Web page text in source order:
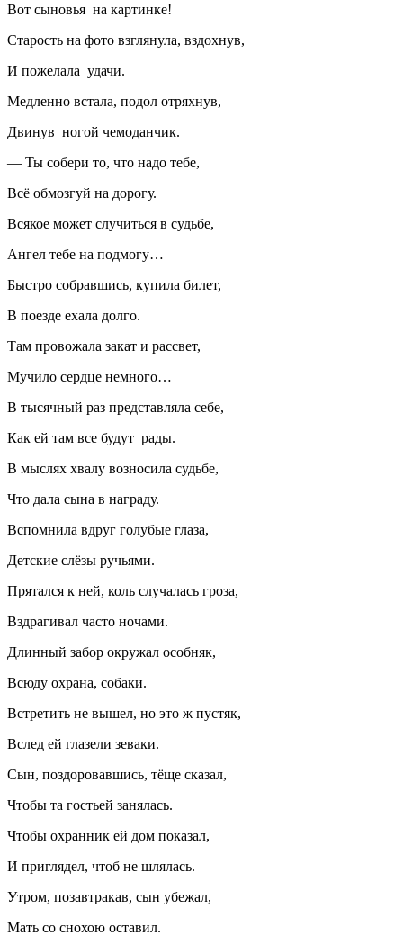
Вот сыновья на картинке!
Старость на фото взглянула, вздохнув,
И пожелала удачи.
Медленно встала, подол отряхнув,
Двинув ногой чемоданчик.
— Ты собери то, что надо тебе,
Всё обмозгуй на дорогу.
Всякое может случиться в судьбе,
Ангел тебе на подмогу…
Быстро собравшись, купила билет,
В поезде ехала долго.
Там провожала закат и рассвет,
Мучило сердце немного…
В тысячный раз представляла себе,
Как ей там все будут рады.
В мыслях хвалу возносила судьбе,
Что дала сына в награду.
Вспомнила вдруг голубые глаза,
Детские слёзы ручьями.
Прятался к ней, коль случалась гроза,
Вздрагивал часто ночами.
Длинный забор окружал особняк,
Всюду охрана, собаки.
Встретить не вышел, но это ж пустяк,
Вслед ей глазели зеваки.
Сын, поздоровавшись, тёще сказал,
Чтобы та гостьей занялась.
Чтобы охранник ей дом показал,
И приглядел, чтоб не шлялась.
Утром, позавтракав, сын убежал,
Мать со снохою оставил.